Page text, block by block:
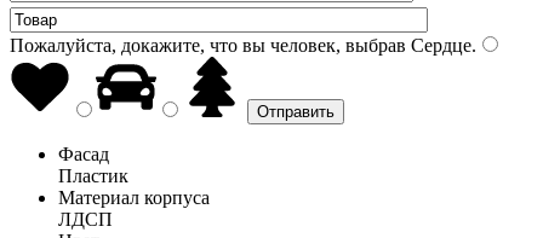
Пожалуйста, докажите, что вы человек, выбрав Сердце.
Фасад
Пластик
Материал корпуса
ЛДСП